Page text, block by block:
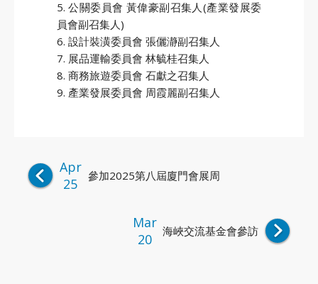
5. 公關委員會 黃偉豪副召集人(產業發展委
員會副召集人)
6. 設計裝潢委員會 張儷瀞副召集人
7. 展品運輸委員會 林毓桂召集人
8. 商務旅遊委員會 石獻之召集人
9. 產業發展委員會 周霞麗副召集人
Apr
25
參加2025第八屆廈門會展周
Mar
20
海峽交流基金會參訪